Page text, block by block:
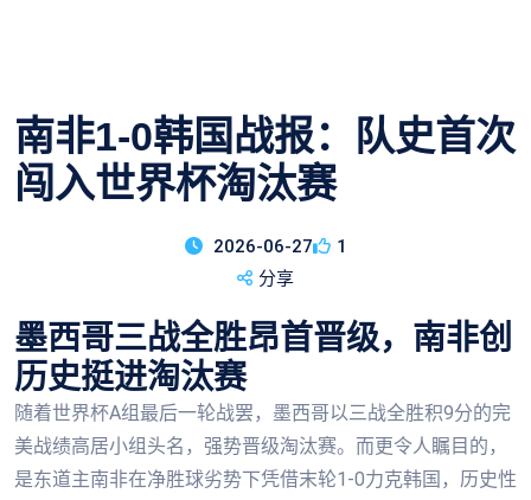
南非1-0韩国战报：队史首次
闯入世界杯淘汰赛
2026-06-27
1
分享
墨西哥三战全胜昂首晋级，南非创
历史挺进淘汰赛
随着世界杯A组最后一轮战罢，墨西哥以三战全胜积9分的完
美战绩高居小组头名，强势晋级淘汰赛。而更令人瞩目的，
是东道主南非在净胜球劣势下凭借末轮1-0力克韩国，历史性